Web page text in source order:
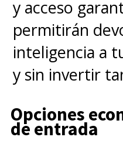
y acceso
permitirán
inteligencia a
y sin invertir
Opciones
de entrada